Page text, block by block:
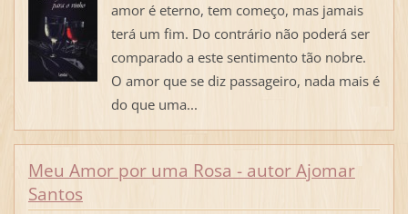
amor é eterno, tem começo, mas jamais
terá um fim. Do contrário não poderá ser
comparado a este sentimento tão nobre.
O amor que se diz passageiro, nada mais é
do que uma...
Meu Amor por uma Rosa - autor Ajomar
Santos